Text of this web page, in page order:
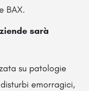
BAX.
sarà
su patologie
emorragici,